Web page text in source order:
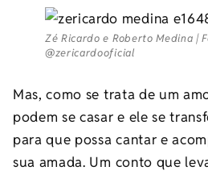
Zé Ricardo e Roberto Medina |
@zericardooficial
Mas, como se trata de um
podem se casar e ele se
para que possa cantar e
sua amada. Um conto que